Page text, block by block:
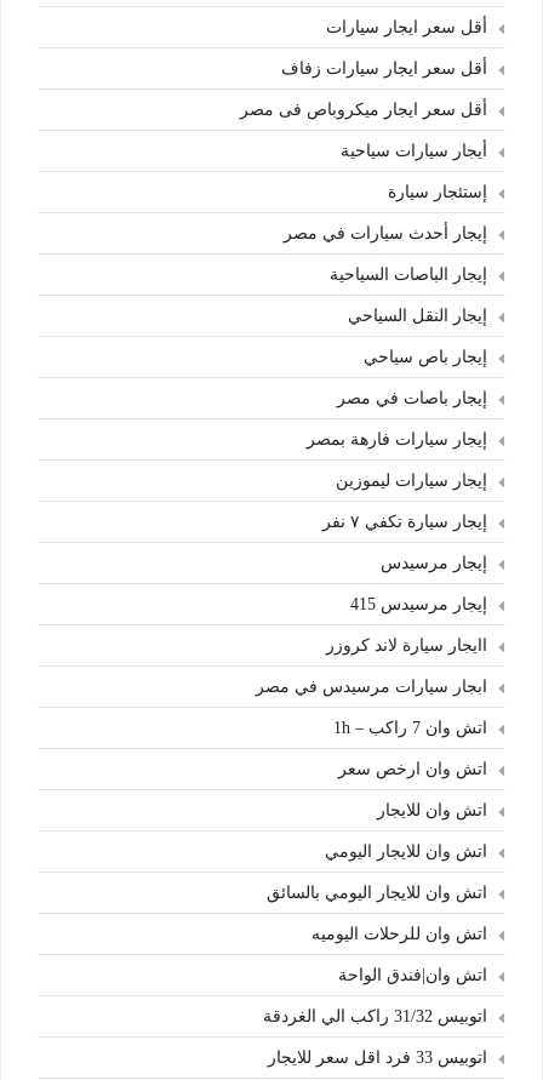
أقل سعر ايجار سيارات
أقل سعر ايجار سيارات زفاف
أقل سعر ايجار ميكروباص فى مصر
أيجار سيارات سياحية
إستئجار سيارة
إيجار أحدث سيارات في مصر
إيجار الباصات السياحية
إيجار النقل السياحي
إيجار باص سياحي
إيجار باصات في مصر
إيجار سيارات فارهة بمصر
إيجار سيارات ليموزين
إيجار سيارة تكفي ٧ نفر
إيجار مرسيدس
إيجار مرسيدس 415
اايجار سيارة لاند كروزر
ابجار سيارات مرسيدس في مصر
اتش وان 7 راكب – 1h
اتش وان ارخص سعر
اتش وان للايجار
اتش وان للايجار اليومي
اتش وان للايجار اليومي بالسائق
اتش وان للرحلات اليوميه
اتش وان|فندق الواحة
اتوبيس 31/32 راكب الي الغردقة
اتوبيس 33 فرد اقل سعر للايجار